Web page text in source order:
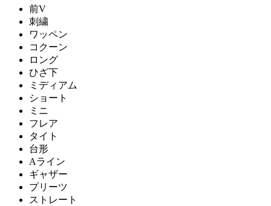
前V
刺繍
ワッペン
コクーン
ロング
ひざ下
ミディアム
ショート
ミニ
フレア
タイト
台形
Aライン
ギャザー
プリーツ
ストレート